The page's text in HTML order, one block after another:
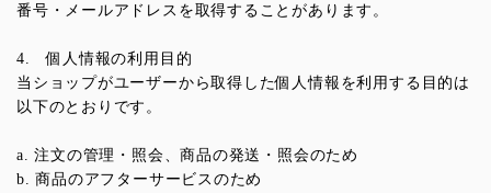
番号・メールアドレスを取得することがあります。
4. 個人情報の利用目的
当ショップがユーザーから取得した個人情報を利用する目的は
以下のとおりです。
a. 注文の管理・照会、商品の発送・照会のため
b. 商品のアフターサービスのため